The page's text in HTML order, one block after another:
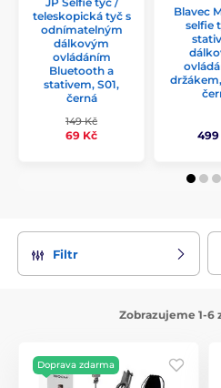
teleskopická tyč s
odnímatelným
dálkovým
ovládáním
Bluetooth a
stativem, S01,
černá
149 Kč
69 Kč
Blavec
selfie
499
Filtr
Zobrazujeme 1-6
Doprava zdarma